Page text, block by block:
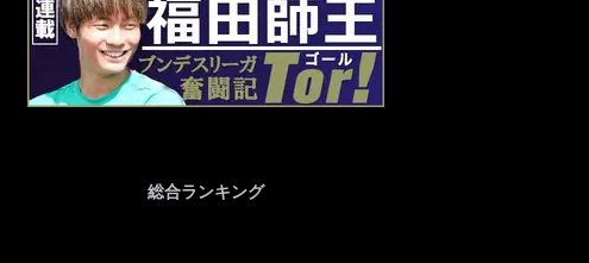
総合ランキング